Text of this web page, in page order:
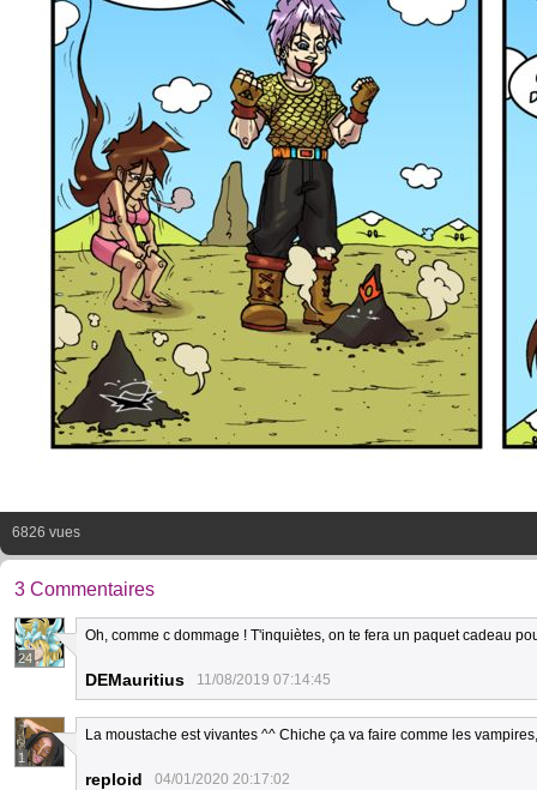
6826 vues
3 Commentaires
24
Oh, comme c dommage ! T'inquiètes, on te fera un paquet cadeau
DEMauritius 11/08/2019 07:14:45
1
La moustache est vivantes ^^ Chiche ça va faire comme les
reploid 04/01/2020 20:17:02